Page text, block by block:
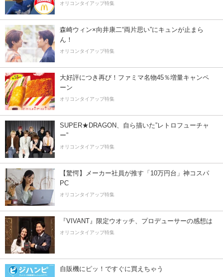
オリコンタイアップ特集
森崎ウィン×向井康二“両片思い”にキュンが止まら
ん！
オリコンタイアップ特集
大好評につき再び！ファミマ名物45％増量キャンペ
ーン
オリコンタイアップ特集
SUPER★DRAGON、自ら描いた”レトロフューチャ
ー”
オリコンタイアップ特集
【驚愕】メーカー社員が推す「10万円台」神コスパ
PC
オリコンタイアップ特集
『VIVANT』限定ウオッチ、プロデューサーの感想は
オリコンタイアップ特集
自販機にピッ！ですぐに買えちゃう